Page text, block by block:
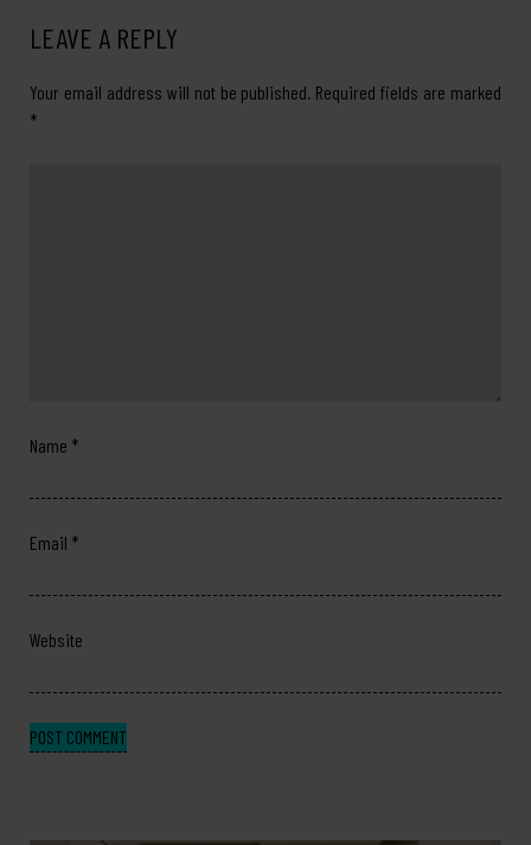
LEAVE A REPLY
Your email address will not be published. Required fields are marked
*
Name *
Email *
Website